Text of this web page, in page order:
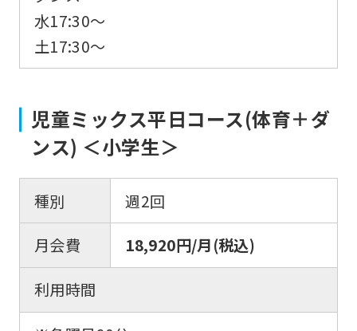
水17:30～
土17:30～
児童ミックス平日コース(体育＋ダ
ンス) ＜小学生＞
種別
週2回
月会費
18,920円/月(税込)
利用時間
However,
if
automatic
translation
the